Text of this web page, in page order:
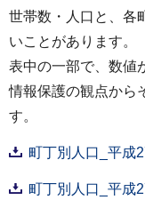
世帯数・人口と、各
いことがあります。
表中の一部で、数値
情報保護の観点から
す。
町丁別人口_平成
町丁別人口_平成